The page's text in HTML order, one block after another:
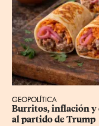
GEOPOLÍTICA
Burritos, inflación y
al partido de Trump